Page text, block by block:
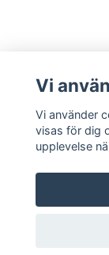
Vi
Vi använder
visas för dig
upplevelse